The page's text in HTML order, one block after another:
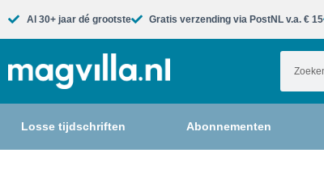
Al 30+ jaar dé grootste​ Gratis verzending via PostNL v.a. € 15
Losse tijdschriften Abonnementen